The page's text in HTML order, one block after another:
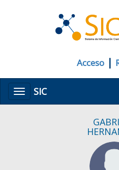
Acceso |
MenúSIC